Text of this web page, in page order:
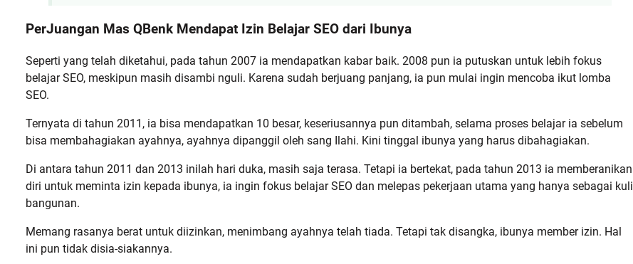
PerJuangan Mas QBenk Mendapat Izin Belajar SEO dari Ibunya
Seperti yang telah diketahui, pada tahun 2007 ia mendapatkan kabar baik. 2008 pun ia putuskan untuk lebih fokus
belajar SEO, meskipun masih disambi nguli. Karena sudah berjuang panjang, ia pun mulai ingin mencoba ikut lomba
SEO.
Ternyata di tahun 2011, ia bisa mendapatkan 10 besar, keseriusannya pun ditambah, selama proses belajar ia sebelum
bisa membahagiakan ayahnya, ayahnya dipanggil oleh sang Ilahi. Kini tinggal ibunya yang harus dibahagiakan.
Di antara tahun 2011 dan 2013 inilah hari duka, masih saja terasa. Tetapi ia bertekat, pada tahun 2013 ia memberanikan
diri untuk meminta izin kepada ibunya, ia ingin fokus belajar SEO dan melepas pekerjaan utama yang hanya sebagai kuli
bangunan.
Memang rasanya berat untuk diizinkan, menimbang ayahnya telah tiada. Tetapi tak disangka, ibunya member izin. Hal
ini pun tidak disia-siakannya.